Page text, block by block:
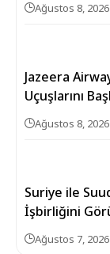
Ağustos 8, 2026
Jazeera
Uçuşlarını
Ağustos 8, 2026
Suriye ile
İşbirliğini
Ağustos 7, 2026